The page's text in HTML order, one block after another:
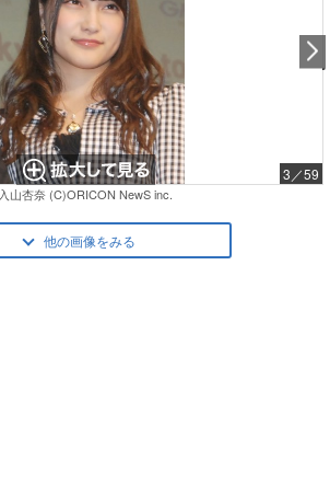
3／59
入山杏奈 (C)ORICON NewS inc.
他の画像をみる